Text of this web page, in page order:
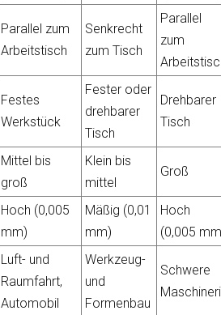
Parallel zum
Arbeitstisch
Senkrecht
zum Tisch
Parallel
zum
Festes
Werkstück
Fester oder
drehbarer
Tisch
Drehbarer
Tisch
Mittel bis
groß
Klein bis
mittel
Groß
Hoch (0,005
mm)
Mäßig (0,01
mm)
Hoch
(0,005
Luft- und
Raumfahrt,
Automobil
Werkzeug-
und
Formenbau
Schwere